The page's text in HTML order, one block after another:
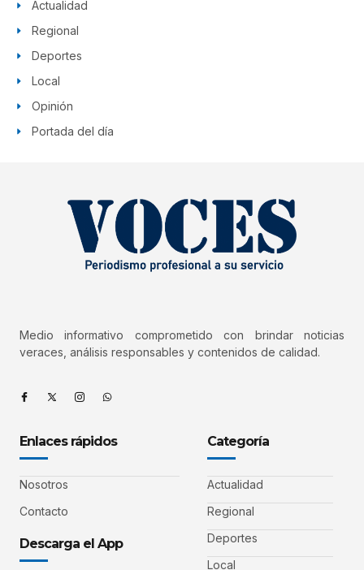
Actualidad
Regional
Deportes
Local
Opinión
Portada del día
Medio informativo comprometido con brindar noticias
veraces, análisis responsables y contenidos de calidad.
Enlaces rápidos
Nosotros
Contacto
Descarga el App
Categoría
Actualidad
Regional
Deportes
Local